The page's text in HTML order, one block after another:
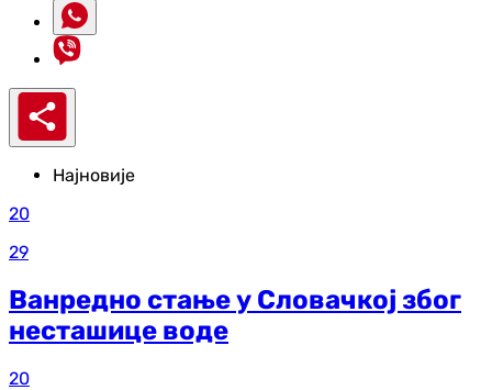
Најновије
20
29
Ванредно стање у Словачкој због
несташице воде
20